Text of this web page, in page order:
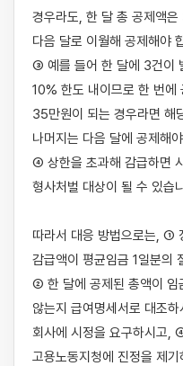
경우라도, 한 달 총 공제액
다음 달로 이월해 공제해야
③ 예를 들어 한 달에 3건이
10% 한도 내이므로 한 번에
35만원이 되는 경우라면 해
나머지는 다음 달에 공제해
④ 상한을 초과해 감급하면
형사처벌 대상이 될 수 있습
따라서 대응 방법으로는, ①
감급액이 평균임금 1일분의
② 한 달에 공제된 총액이 임
않는지 급여명세서로 대조
회사에 시정을 요구하시고,
고용노동지청에 진정을 제